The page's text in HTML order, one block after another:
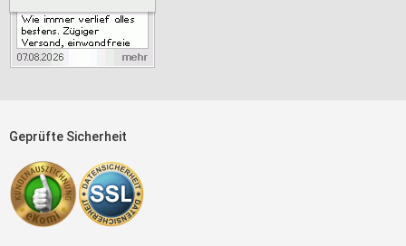
Geprüfte Sicherheit